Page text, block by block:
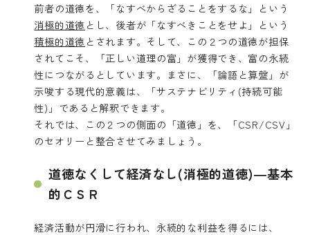
前者の道徳を、「なすべからざることをするな」という
消極的道徳 とし、後者が「なすべきことをせよ」という
積極的道徳 とされます。そして、この２つの道徳が担保
されてこそ、「正しい道理の富」が獲得でき、富の永続
性につながるとしています。まさに、「論語と算盤」が
示唆する現代的意義は、「サステナビリティ(持続可能
性)」であると解釈できます。
それでは、この２つの側面の「道徳」を、「CSR/CSV」
のセオリーと整合させてみましょう。
道徳なくして経済なし(消極的道徳)―基本
的ＣＳＲ
経済活動が円滑に行われ、永続的な利益を得るには、